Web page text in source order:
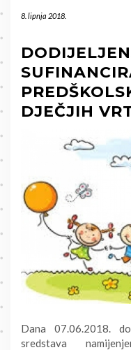
8. lipnja 2018.
DJEČJIH
Dana 07.06.2018.
sredstava